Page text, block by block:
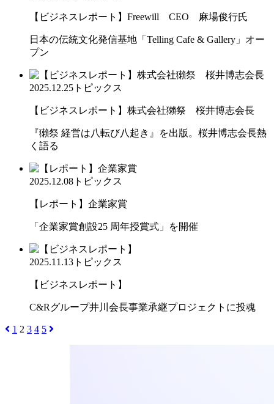
【ビジネスレポート】Freewill CEO 麻場俊行氏
日本の伝統文化発信基地「Telling Cafe & Gallery」オー
プン
2025.12.25 トピックス
【ビジネスレポート】株式会社獺祭 桜井博志会長
『獺祭 経営は八転び八起き』を出版。桜井博志会長熱
く語る
2025.12.08 トピックス
【レポート】企業家賞
「企業家賞創設25 周年授賞式」を開催
2025.11.13 トピックス
【ビジネスレポート】
C&Rグループ井川会長事業承継プロジェクトに投魂
1 2 3 4 5